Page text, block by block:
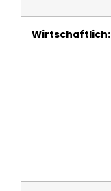
Wirtschaftlich: